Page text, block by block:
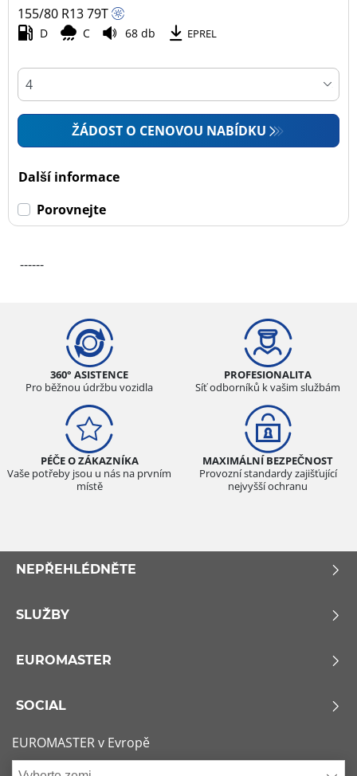
155/80 R1379T
D C 68 db EPREL
ŽÁDOST O CENOVOU NABÍDKU
Další informace
Porovnejte
------
360° ASISTENCE
Pro běžnou údržbu vozidla
PROFESIONALITA
Síť odborníků k vašim službám
PÉČE O ZÁKAZNÍKA
Vaše potřeby jsou u nás na prvním
místě
MAXIMÁLNÍ BEZPEČNOST
Provozní standardy zajišťující
nejvyšší ochranu
NEPŘEHLÉDNĚTE
SLUŽBY
EUROMASTER
SOCIAL
EUROMASTER v Evropě